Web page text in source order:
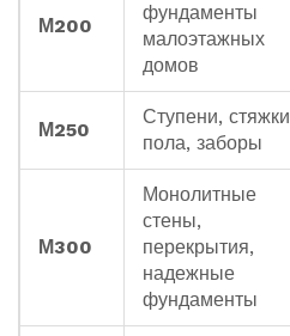
М200
фундаменты
малоэтажных
домов
М250
Ступени, стяжки
пола, заборы
М300
Монолитные
стены,
перекрытия,
надежные
фундаменты